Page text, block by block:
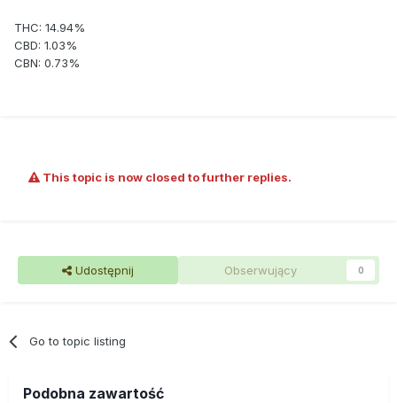
THC: 14.94%
CBD: 1.03%
CBN: 0.73%
This topic is now closed to further replies.
Udostępnij Obserwujący 0
Go to topic listing
Podobna zawartość